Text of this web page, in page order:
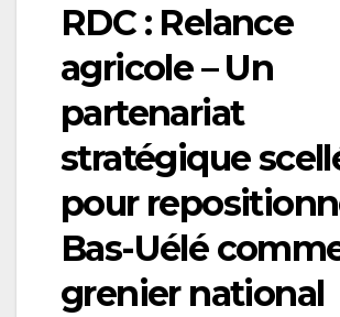
RDC : Relance
agricole – Un
partenariat
stratégique
pour
Bas-Uélé
grenier national